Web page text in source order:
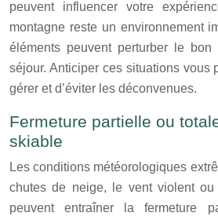
peuvent influencer votre
montagne reste un environnement
éléments peuvent perturber le bon
séjour. Anticiper ces situations vous
gérer et d’éviter les déconvenues.
Fermeture partielle ou
skiable
Les conditions météorologiques
chutes de neige, le vent violent
peuvent entraîner la fermeture